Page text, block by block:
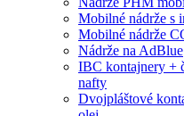
Mobilné nádrže s
Mobilné nádrže
Nádrže na AdBlue
IBC kontajnery +
nafty
Dvojpláštové